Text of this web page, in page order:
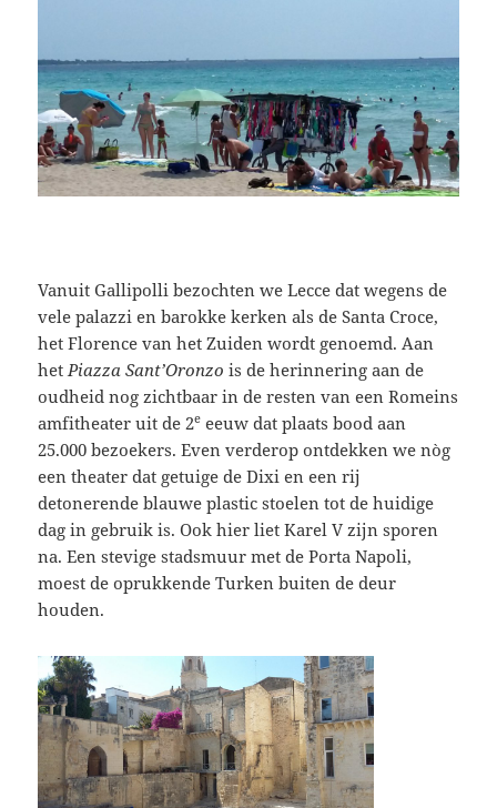
Vanuit Gallipolli bezochten we Lecce dat wegens de
vele palazzi en barokke kerken als de Santa Croce,
het Florence van het Zuiden wordt genoemd. Aan
het Piazza Sant’Oronzo is de herinnering aan de
oudheid nog zichtbaar in de resten van een Romeins
amfitheater uit de 2e eeuw dat plaats bood aan
25.000 bezoekers. Even verderop ontdekken we nòg
een theater dat getuige de Dixi en een rij
detonerende blauwe plastic stoelen tot de huidige
dag in gebruik is. Ook hier liet Karel V zijn sporen
na. Een stevige stadsmuur met de Porta Napoli,
moest de oprukkende Turken buiten de deur
houden.